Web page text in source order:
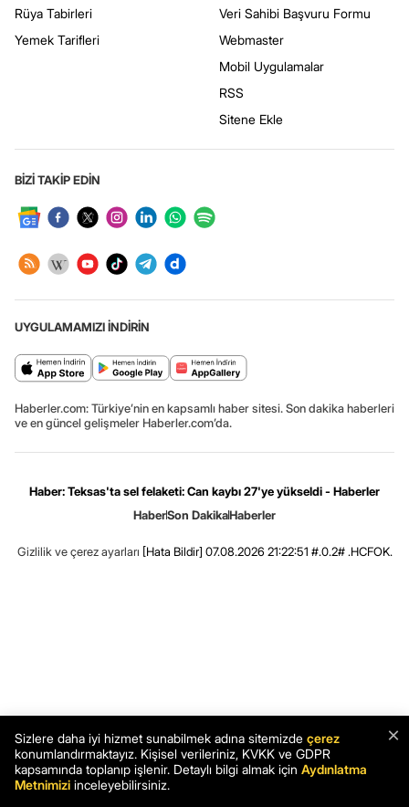
Rüya Tabirleri
Yemek Tarifleri
Veri Sahibi Başvuru Formu
Webmaster
Mobil Uygulamalar
RSS
Sitene Ekle
BİZİ TAKİP EDİN
UYGULAMAMIZI İNDİRİN
Haberler.com: Türkiye’nin en kapsamlı haber sitesi. Son dakika haberleri
ve en güncel gelişmeler Haberler.com’da.
Haber: Teksas'ta sel felaketi: Can kaybı 27'ye yükseldi - Haberler
HaberSon DakikaHaberler
Gizlilik ve çerez ayarları [Hata Bildir] 07.08.2026 21:22:51 #.0.2# .HCFOK.
×
Sizlere daha iyi hizmet sunabilmek adına sitemizde çerez
konumlandırmaktayız. Kişisel verileriniz, KVKK ve GDPR
kapsamında toplanıp işlenir. Detaylı bilgi almak için Aydınlatma
Metnimizi inceleyebilirsiniz.